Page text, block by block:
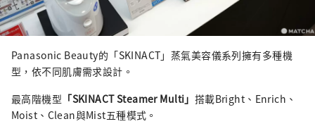
Panasonic Beauty的「SKINACT」蒸氣美容儀系列擁有多種機
型，依不同肌膚需求設計。
最高階機型 「SKINACT Steamer Multi」 搭載Bright、Enrich、
Moist、Clean與Mist五種模式。